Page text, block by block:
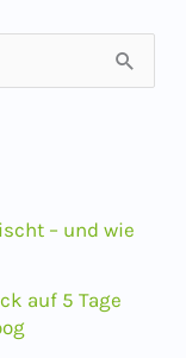
– und wie
auf 5 Tage